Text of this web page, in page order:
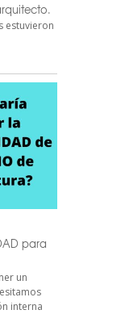
estuvieron
para
un
interna